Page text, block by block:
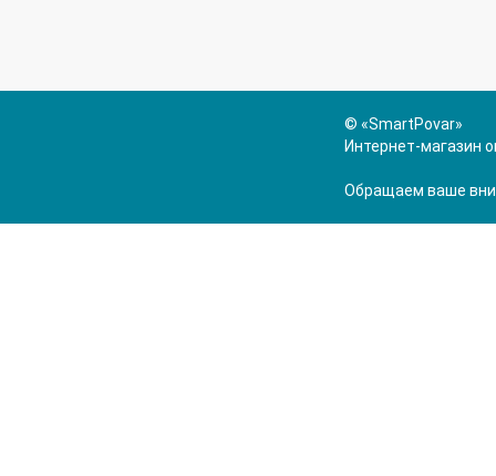
© «SmartPovar»
Интернет-магазин
Обращаем ваше